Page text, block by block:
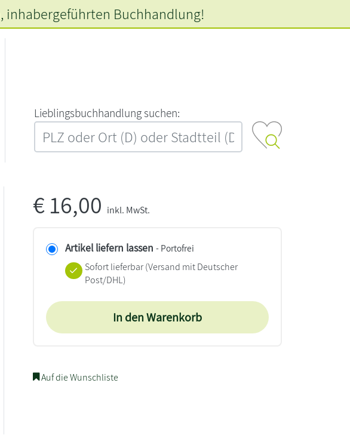
L‍i‍e‍b‍l‍i‍n‍g‍s‍b‍u‍c‍h‍h‍a‍n‍d‍l‍u‍n‍g‍ ‍s‍u‍c‍h‍e‍n‍:‍
, inhabergeführten Buchhandlung!
€16,00 inkl. MwSt.
Artikel liefern lassen - Portofrei
Sofort lieferbar(Versand mit Deutscher
Post/DHL)
In den Warenkorb
Auf die Wunschliste